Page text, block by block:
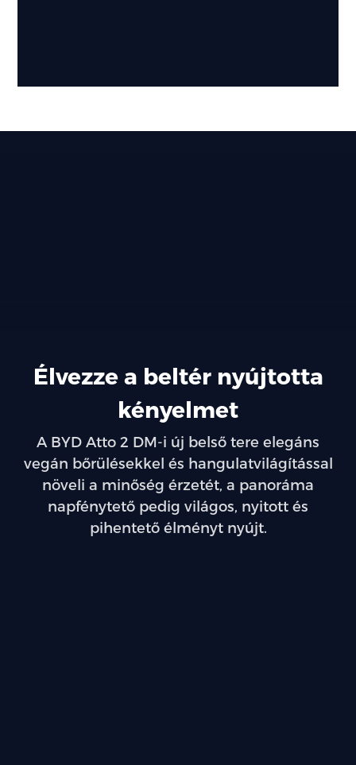
Élvezze a beltér nyújtotta
kényelmet
A BYD Atto 2 DM-i új belső tere elegáns
vegán bőrülésekkel és hangulatvilágítással
növeli a minőség érzetét, a panoráma
napfénytető pedig világos, nyitott és
pihentető élményt nyújt.